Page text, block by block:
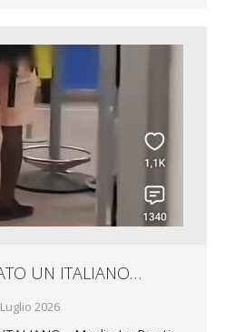
UN ITALIANO…
2026